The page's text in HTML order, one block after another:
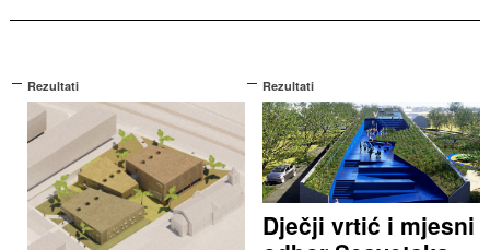
Rezultati Rezultati
Dječji vrtić i mjesni